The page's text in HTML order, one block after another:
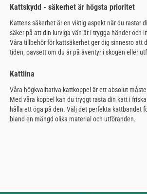
Kattskydd - säkerhet är högsta prioritet
Kattens säkerhet är en viktig aspekt när du rastar
säker på att din lurviga vän är i trygga händer och
Våra tillbehör för kattsäkerhet ger dig sinnesro att
tiden, oavsett om du är på äventyr i skogen eller
Kattlina
Våra högkvalitativa kattkoppel är ett absolut
Med våra koppel kan du tryggt rasta din katt i
hålla ett öga på den. Välj det perfekta kattbandet
bland en mängd olika material och utföranden.